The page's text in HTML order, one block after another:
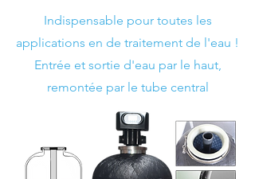
Indispensable pour toutes les
applications en de traitement de l'eau !
Entrée et sortie d'eau par le haut,
remontée par le tube central